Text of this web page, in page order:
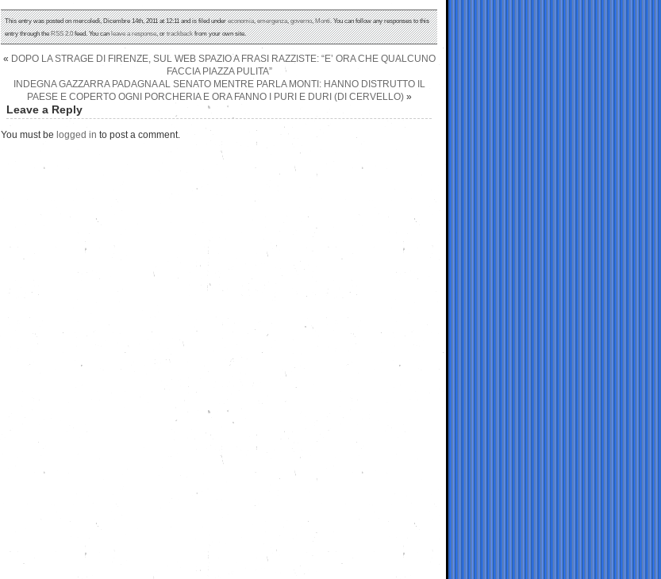
This entry was posted on mercoledì, Dicembre 14th, 2011 at 12:11 and is filed undereconomia,emergenza,governo,Monti. You can follow any responses to this
entry through theRSS 2.0feed. You canleave a response, ortrackbackfrom your own site.
« DOPO LA STRAGE DI FIRENZE, SUL WEB SPAZIO A FRASI RAZZISTE: “E’ ORA CHE QUALCUNO
FACCIA PIAZZA PULITA”
INDEGNA GAZZARRA PADAGNA AL SENATO MENTRE PARLA MONTI: HANNO DISTRUTTO IL
PAESE E COPERTO OGNI PORCHERIA E ORA FANNO I PURI E DURI (DI CERVELLO)»
Leave a Reply
You must be logged in to post a comment.